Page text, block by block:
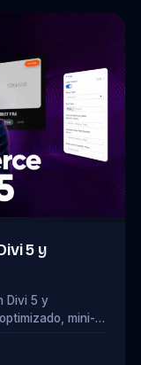
5 y
Divi 5 y
mini-